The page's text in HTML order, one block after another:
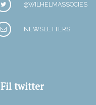
@WILHELMASSOCIES
NEWSLETTERS
Fil twitter